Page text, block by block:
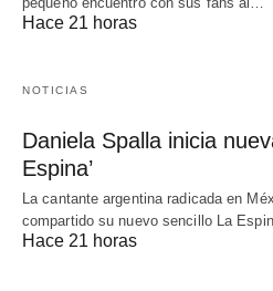
Hace 21 horas
NOTICIAS
Daniela Spalla inicia
Espina’
La cantante argentina radicada en
compartido su nuevo sencillo La
Hace 21 horas